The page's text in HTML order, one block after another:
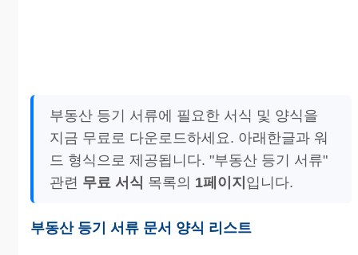
부동산 등기 서류에 필요한 서식 및 양식을
지금 무료로 다운로드하세요. 아래한글과 워
드 형식으로 제공됩니다. "부동산 등기 서류"
관련 무료 서식 목록의 1페이지 입니다.
부동산 등기 서류 문서 양식 리스트